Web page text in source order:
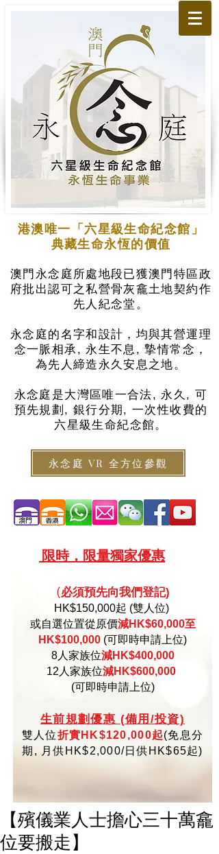
港澳唯一「六星級生命紀念館」
典藏生命永恆的價值
澳門永念庭所處地段已獲澳門特區政
府批出認可之私營骨灰龕土地契約作
先人紀念堂。
永念庭的名字和設計，均與其營運理
念一脈相承, 永生不息, 摯情常念，
為先人締造永久安息之地。
永念庭是大灣區唯一合法, 永久, 可
預先規劃, 銀行分期, 一次性收費的
六星級生命紀念館。
永念庭 VR 全方位參觀
限時，限量獨家優惠
(必須預先向我們登記)
HK$150,000起 (雙人位)
或自選位置從原價減HK$60,000至
HK$100,000 (可即時申請上位)
8人家族位減HK$400,000
12人家族位減HK$600,000
(可即時申請上位)
生前規劃優惠 (備用/投資)
雙人位折實HK$120,000起(免息分
期, 月供HK$2,000/日供HK$65起)
【殯儀業人士擔心三十萬龕
位要搬走】